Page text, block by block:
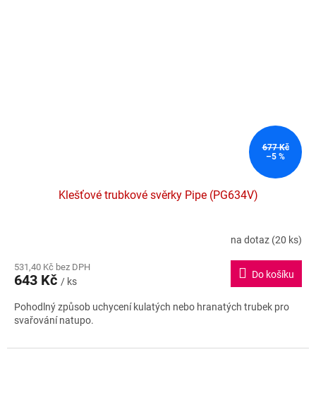
677 Kč
–5 %
Klešťové trubkové svěrky Pipe (PG634V)
na dotaz (20 ks)
531,40 Kč bez DPH
643 Kč / ks
Do košíku
Pohodlný způsob uchycení kulatých nebo hranatých trubek pro
svařování natupo.